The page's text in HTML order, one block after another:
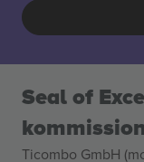
Seal of
Ticombo GmbH